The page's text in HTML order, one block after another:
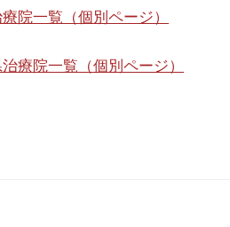
院一覧（個別ページ）
療院一覧（個別ページ）